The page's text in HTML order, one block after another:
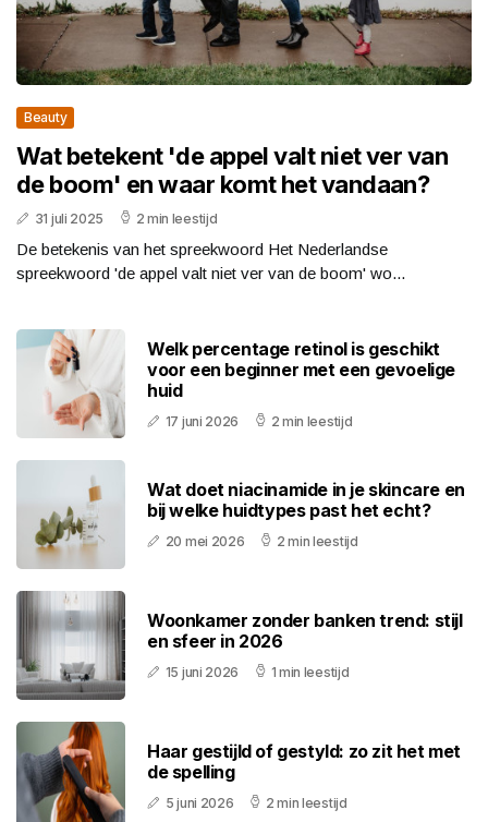
Beauty
Wat betekent 'de appel valt niet ver van
de boom' en waar komt het vandaan?
31 juli 2025 2 min leestijd
De betekenis van het spreekwoord Het Nederlandse
spreekwoord 'de appel valt niet ver van de boom' wo...
Welk percentage retinol is geschikt
voor een beginner met een gevoelige
huid
17 juni 2026 2 min leestijd
Wat doet niacinamide in je skincare en
bij welke huidtypes past het echt?
20 mei 2026 2 min leestijd
Woonkamer zonder banken trend: stijl
en sfeer in 2026
15 juni 2026 1 min leestijd
Haar gestijld of gestyld: zo zit het met
de spelling
5 juni 2026 2 min leestijd